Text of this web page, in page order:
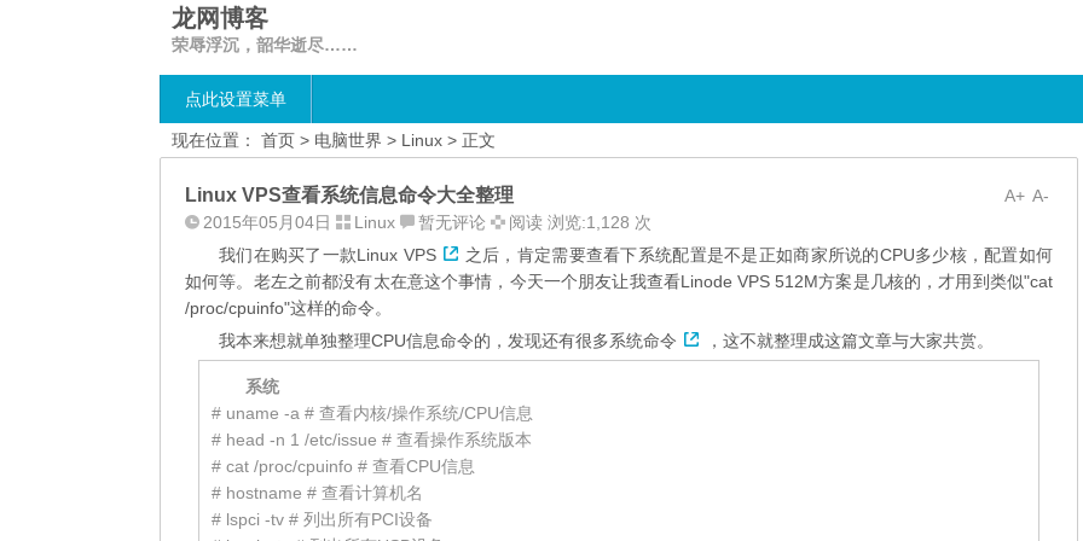
龙网博客
荣辱浮沉，韶华逝尽……
点此设置菜单
现在位置： 首页 > 电脑世界 > Linux > 正文
A-
A+
Linux VPS查看系统信息命令大全整理
2015年05月04日 Linux 暂无评论
阅读 浏览:1,128 次
我们在购买了一款Linux VPS
之后，肯定需要查看下系统配置是不是正如商家所说的CPU多少核，配置如何
如何等。老左之前都没有太在意这个事情，今天一个朋友让我查看Linode VPS 512M方案是几核的，才用到类似"cat
/proc/cpuinfo"这样的命令。
我本来想就单独整理CPU信息命令的，发现还有很多系统命令 ，这不就整理成这篇文章与大家共赏。
系统
# uname -a # 查看内核/操作系统/CPU信息
# head -n 1 /etc/issue # 查看操作系统版本
# cat /proc/cpuinfo # 查看CPU信息
# hostname # 查看计算机名
# lspci -tv # 列出所有PCI设备